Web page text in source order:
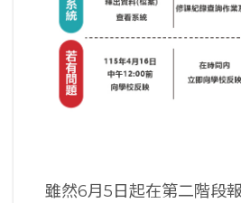
雖然6月5日起在第二階段